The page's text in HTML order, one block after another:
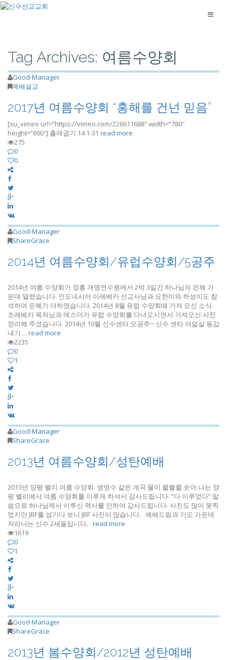
Tag Archives: 여름수양회
Good-Manager
예배설교
2017년 여름수양회 “홍해를 건넌 믿음”
[su_vimeo url=”https://vimeo.com/226611688″ width=”780″
height=”600″] 출애굽기 14:1-31 read more
275
0
0
Good-Manager
ShareGrace
2014년 여름수양회/유럽수양회/5공주
2014년 여름 수양회가 장흥 개명연수원에서 2박 3일간 하나님의 은혜 가
운데 열렸습니다. 인도네시아 이레베카 선교사님과 요한이와 하성이도 참
석하여 은혜가 더하였습니다. 2014년 8월 유럽 수양회때 가져 오신 소식.
조레베카 목자님과 에스더가 유럽 수양회를 다녀오시면서 가져오신 사진
정리해 주셨습니다. 2014년 10월 신수센타 오공주~ 신수 센타 여덟살 동갑
내기 ... read more
2235
0
1
Good-Manager
ShareGrace
2013년 여름수양회/성탄예배
2013년 양평 밸리 여름 수양회. 생명수 같은 계곡 물이 콸콸콸 솟아 나는 양
평 밸리에서 여름 수양회를 이루게 하셔서 감사드립니다. “다 이루었다” 말
씀으로 하나님께서 이루신 역사를 인하여 감사드립니다. 사진도 많이 못찍
었지만 JBF를 섬기다 보니 JBF 사진이 많습니다. 예배드림과 기도 가운데
자라나는 신수 2세들입니다. read more
1619
0
1
Good-Manager
ShareGrace
2013년 봄수양회/2012년 성탄예배